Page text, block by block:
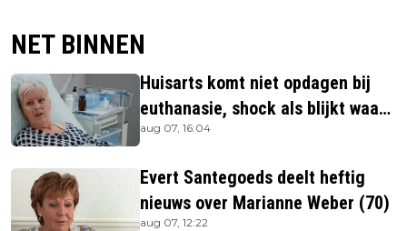
NET BINNEN
Huisarts komt niet opdagen bij
euthanasie, shock als blijkt waar
ze is
aug 07, 16:04
Evert Santegoeds deelt heftig
nieuws over Marianne Weber (70)
aug 07, 12:22